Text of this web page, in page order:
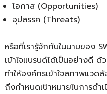
โอกาส (Opportunities)
อุปสรรค (Threats)
หรือที่เรารู้จักกันในนามของ
เข้าใจแบรนด์ได้เป็นอย่างดี
ทำให้องค์กรเข้าใจสภาพแว
ถึงกำหนดเป้าหมายในการด